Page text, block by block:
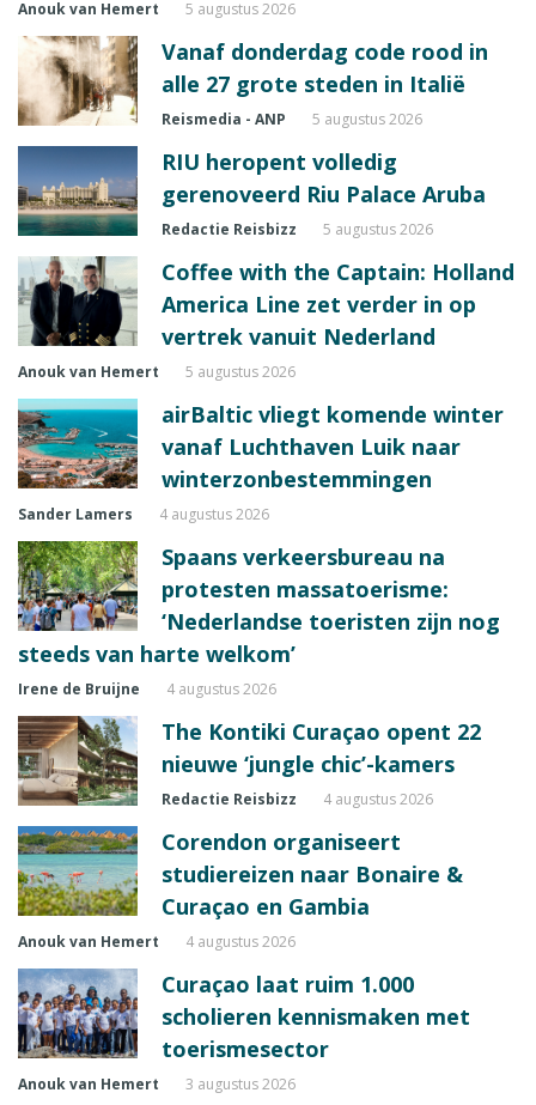
Anouk van Hemert 5 augustus 2026
Vanaf donderdag code rood in
alle 27 grote steden in Italië
Reismedia - ANP 5 augustus 2026
RIU heropent volledig
gerenoveerd Riu Palace Aruba
Redactie Reisbizz 5 augustus 2026
Coffee with the Captain: Holland
America Line zet verder in op
vertrek vanuit Nederland
Anouk van Hemert 5 augustus 2026
airBaltic vliegt komende winter
vanaf Luchthaven Luik naar
winterzonbestemmingen
Sander Lamers 4 augustus 2026
Spaans verkeersbureau na
protesten massatoerisme:
‘Nederlandse toeristen zijn nog
steeds van harte welkom’
Irene de Bruijne 4 augustus 2026
The Kontiki Curaçao opent 22
nieuwe ‘jungle chic’-kamers
Redactie Reisbizz 4 augustus 2026
Corendon organiseert
studiereizen naar Bonaire &
Curaçao en Gambia
Anouk van Hemert 4 augustus 2026
Curaçao laat ruim 1.000
scholieren kennismaken met
toerismesector
Anouk van Hemert 3 augustus 2026